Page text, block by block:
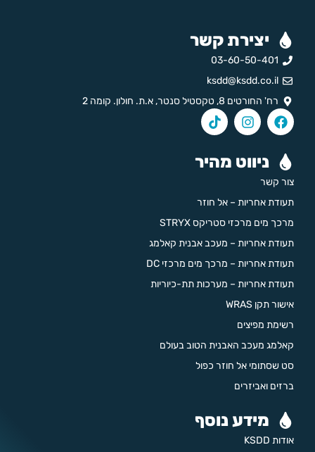
יצירת קשר
03-60-50-401
ksdd@ksdd.co.il
רח' החורטים 8, טקסטיל סנטר, א.ת. חולון. קומה 2
ניווט מהיר
צור קשר
תעודת אחריות – אל חוזר
מרכך מים מרכזי סטריקס STRYX
תעודת אחריות – מעכב אבנית קאלמג
תעודת אחריות – מרכך מים מרכזי DC
תעודת אחריות – מערכות תת-כיוריות
אישור תקן WRAS
רשימת מפיצים
קאלמג מעכב האבנית הטוב בעולם
סט שסתומי אל חוזר כפול
ברזים ואביזרים
מידע נוסף
אודות KSDD